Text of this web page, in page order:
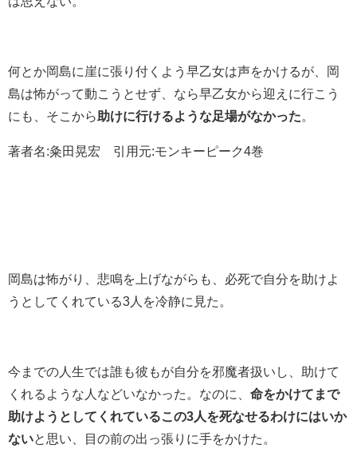
何とか岡島に崖に張り付くよう早乙女は声をかけるが、岡
島は怖がって動こうとせず、なら早乙女から迎えに行こう
にも、そこから助けに行けるような足場がなかった。
著者名:粂田晃宏 引用元:モンキーピーク4巻
岡島は怖がり、悲鳴を上げながらも、必死で自分を助けよ
うとしてくれている3人を冷静に見た。
今までの人生では誰も彼もが自分を邪魔者扱いし、助けて
くれるような人などいなかった。なのに、 命をかけてまで
助けようとしてくれているこの3人を死なせるわけにはいか
ないと思い、目の前の出っ張りに手をかけた。